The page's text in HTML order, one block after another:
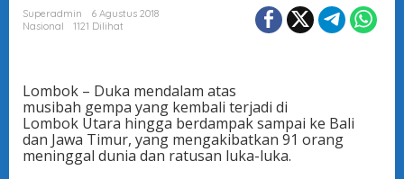
Superadmin
6 Agustus 2018
Nasional
1121 Dilihat
Lombok – Duka mendalam atas
musibah gempa yang kembali terjadi di
Lombok Utara hingga berdampak sampai ke Bali
dan Jawa Timur, yang mengakibatkan 91 orang
meninggal dunia dan ratusan luka-luka.